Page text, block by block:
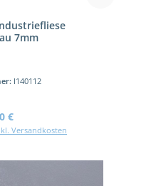
7mm
I140112
Preis:
€
Versandkosten